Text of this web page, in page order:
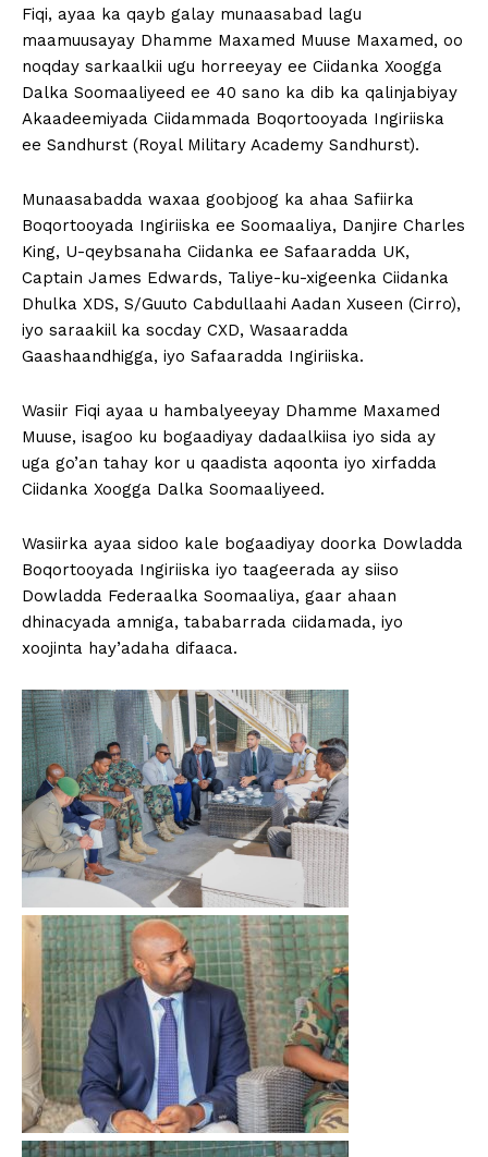
Fiqi, ayaa ka qayb galay munaasabad lagu
maamuusayay Dhamme Maxamed Muuse Maxamed, oo
noqday sarkaalkii ugu horreeyay ee Ciidanka Xoogga
Dalka Soomaaliyeed ee 40 sano ka dib ka qalinjabiyay
Akaadeemiyada Ciidammada Boqortooyada Ingiriiska
ee Sandhurst (Royal Military Academy Sandhurst).
Munaasabadda waxaa goobjoog ka ahaa Safiirka
Boqortooyada Ingiriiska ee Soomaaliya, Danjire Charles
King, U-qeybsanaha Ciidanka ee Safaaradda UK,
Captain James Edwards, Taliye-ku-xigeenka Ciidanka
Dhulka XDS, S/Guuto Cabdullaahi Aadan Xuseen (Cirro),
iyo saraakiil ka socday CXD, Wasaaradda
Gaashaandhigga, iyo Safaaradda Ingiriiska.
Wasiir Fiqi ayaa u hambalyeeyay Dhamme Maxamed
Muuse, isagoo ku bogaadiyay dadaalkiisa iyo sida ay
uga go’an tahay kor u qaadista aqoonta iyo xirfadda
Ciidanka Xoogga Dalka Soomaaliyeed.
Wasiirka ayaa sidoo kale bogaadiyay doorka Dowladda
Boqortooyada Ingiriiska iyo taageerada ay siiso
Dowladda Federaalka Soomaaliya, gaar ahaan
dhinacyada amniga, tababarrada ciidamada, iyo
xoojinta hay’adaha difaaca.